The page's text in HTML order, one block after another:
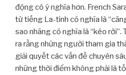
động có ý nghĩa hơn. French
từ tiếng La-tinh có nghĩa là
sao nhãng có nghĩa là “kéo rời”.
ra rằng những người tham gia
giải quyết các vấn đề chuyên
những thời điểm không phải là